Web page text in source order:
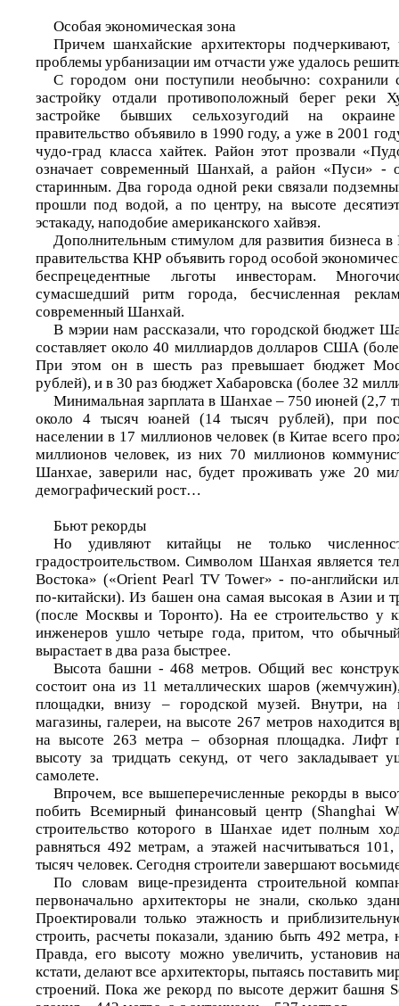
Особая экономическая зона
Причем шанхайские архитекторы
проблемы урбанизации им отчасти уже удалось
С городом они поступили необычно:
застройку отдали противоположный берег реки
застройке бывших сельхозугодий на
правительство объявило в 1990 году, а уже в 2001
чудо-град класса хайтек. Район этот прозвали
означает современный Шанхай, а район «Пуси» -
старинным. Два города одной реки связали
прошли под водой, а по центру, на высоте
эстакаду, наподобие американского хайвэя.
Дополнительным стимулом для развития бизнеса
правительства КНР объявить город особой
беспрецедентные льготы инвесторам.
сумасшедший ритм города, бесчисленная
современный Шанхай.
В мэрии нам рассказали, что городской бюджет
составляет около 40 миллиардов долларов США
При этом он в шесть раз превышает бюджет
рублей), и в 30 раз бюджет Хабаровска (более 32
Минимальная зарплата в Шанхае – 750 июней (2,7
около 4 тысяч юаней (14 тысяч рублей), при
населении в 17 миллионов человек (в Китае всего
миллионов человек, из них 70 миллионов
Шанхае, заверили нас, будет проживать уже 20
демографический рост…
Бьют рекорды
Но удивляют китайцы не только
градостроительством. Символом Шанхая является
Востока» («Orient Pearl TV Tower» - по-английски
по-китайски). Из башен она самая высокая в Азии и
(после Москвы и Торонто). На ее строительство у
инженеров ушло четыре года, притом, что
вырастает в два раза быстрее.
Высота башни - 468 метров. Общий вес
состоит она из 11 металлических шаров
площадки, внизу – городской музей. Внутри,
магазины, галереи, на высоте 267 метров находится
на высоте 263 метра – обзорная площадка. Лифт
высоту за тридцать секунд, от чего закладывает
самолете.
Впрочем, все вышеперечисленные рекорды в
побить Всемирный финансовый центр (Shanghai
строительство которого в Шанхае идет полным
равняться 492 метрам, а этажей насчитываться
тысяч человек. Сегодня строители завершают
По словам вице-президента строительной
первоначально архитекторы не знали, сколько
Проектировали только этажность и
строить, расчеты показали, зданию быть 492
Правда, его высоту можно увеличить, установив
кстати, делают все архитекторы, пытаясь поставить
строений. Пока же рекорд по высоте держит башня